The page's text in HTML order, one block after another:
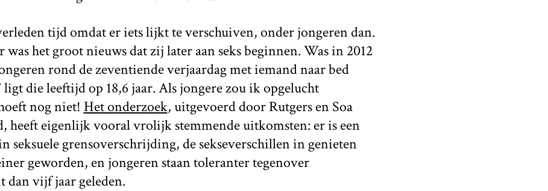
tijd omdat er iets lijkt te verschuiven, onder jongeren dan.
het groot nieuws dat zij later aan seks beginnen. Was in 2012
rond de zeventiende verjaardag met iemand naar bed
ligt die leeftijd op 18,6 jaar. Als jongere zou ik opgelucht
nog niet! Het onderzoek, uitgevoerd door Rutgers en Soa
heeft eigenlijk vooral vrolijk stemmende uitkomsten: er is een
seksuele grensoverschrijding, de sekseverschillen in genieten
geworden, en jongeren staan toleranter tegenover
dan vijf jaar geleden.